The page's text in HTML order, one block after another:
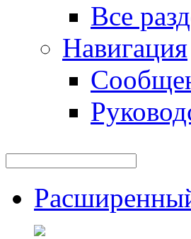
Все
Навигация